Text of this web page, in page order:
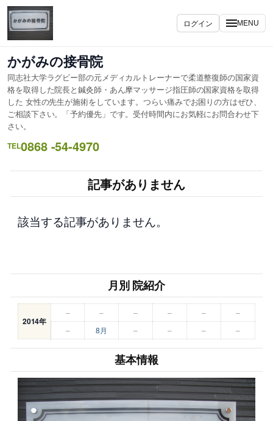
内
容
を
キ
ッ
プ
ログイン MENU
かがみの接骨院
同志社大学ラグビー部の元メディカルトレーナーで柔道整復師の国家資
格を取得した院長と鍼灸師・あん摩マッサージ指圧師の国家資格を取得
した 女性の先生が施術をしています。つらい痛みでお困りの方はぜひ、
ご相談下さい。「予約優先」です。受付時間内にお気軽にお問合わせ下
さい。
TEL0868 -54-4970
記事がありません
該当する記事がありません。
月別 院紹介
2014年
– – – – –
–
–
8月 – – – –
基本情報